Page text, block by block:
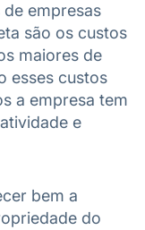
empresas
são os custos
maiores de
esses custos
a empresa tem
e
bem a
do